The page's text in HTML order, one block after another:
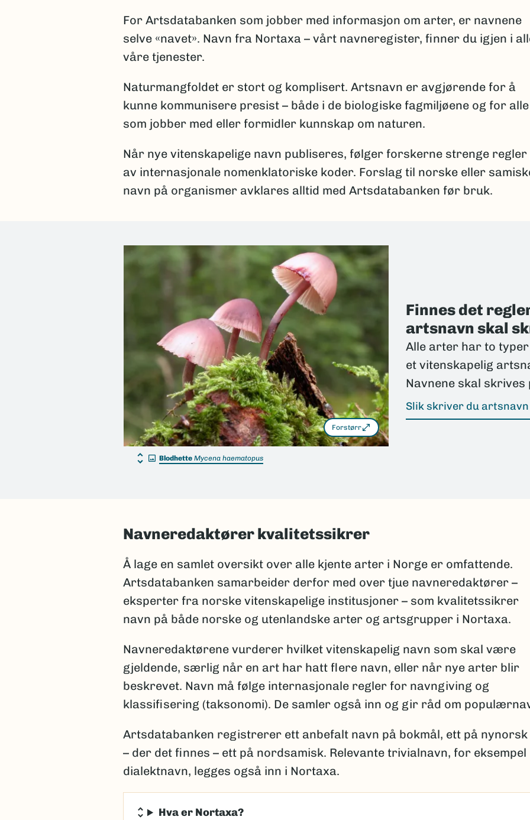
For Artsdatabanken som jobber med informasjon om arter, er navnene
selve «navet». Navn fra Nortaxa – vårt navneregister, finner du igjen i
våre tjenester.
Naturmangfoldet er stort og komplisert. Artsnavn er avgjørende for å
kunne kommunisere presist – både i de biologiske fagmiljøene og for alle
som jobber med eller formidler kunnskap om naturen.
Når nye vitenskapelige navn publiseres, følger forskerne strenge
av internasjonale nomenklatoriske koder. Forslag til norske eller
navn på organismer avklares alltid med Artsdatabanken før bruk.
Forstørr
Blodhette Mycena haematopus
Finnes det
artsnavn skal
Alle arter har to
et vitenskapelig
Navnene skal skrives
Slik skriver du
Navneredaktører kvalitetssikrer
Å lage en samlet oversikt over alle kjente arter i Norge er omfattende.
Artsdatabanken samarbeider derfor med over tjue navneredaktører –
eksperter fra norske vitenskapelige institusjoner – som kvalitetssikrer
navn på både norske og utenlandske arter og artsgrupper i Nortaxa.
Navneredaktørene vurderer hvilket vitenskapelig navn som skal være
gjeldende, særlig når en art har hatt flere navn, eller når nye arter blir
beskrevet. Navn må følge internasjonale regler for navngiving og
klassifisering (taksonomi). De samler også inn og gir råd om
Artsdatabanken registrerer ett anbefalt navn på bokmål, ett på nynorsk
– der det finnes – ett på nordsamisk. Relevante trivialnavn, for eksempel
dialektnavn, legges også inn i Nortaxa.
Hva er Nortaxa?